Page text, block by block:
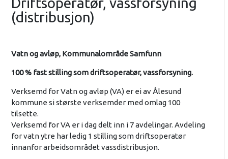
(distribusjon)
Vatn og avløp, Kommunalområde Samfunn
100 % fast stilling som driftsoperatør, vassforsyning.
Verksemd for Vatn og avløp (VA) er ei av Ålesund
kommune si største verksemder med omlag 100
tilsette.
Verksemd for VA er i dag delt inn i 7 avdelingar. Avdeling
for vatn ytre har ledig 1 stilling som driftsoperatør
innanfor arbeidsområdet vassdistribusjon.